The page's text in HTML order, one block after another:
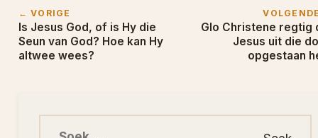
← VORIGE
Is Jesus God, of is Hy die
Seun van God? Hoe kan Hy
altwee wees?
Glo Christene regtig
Jesus uit die
opgestaan